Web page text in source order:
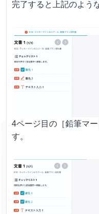
完了すると上記のよう
4ページ目の［鉛筆マ
す。